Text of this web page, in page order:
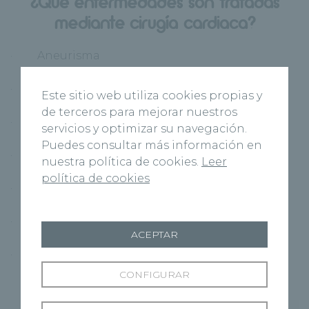
mediante cirugía cardiaca?
· Aneurisma
· Arritmias
· Fibrilación auricular
· Cardiopatía coronaria
· Cardiopatía isquémica
· Insuficiencia cardiaca
Este sitio web utiliza cookies propias y
de terceros para mejorar nuestros
servicios y optimizar su navegación.
Puedes consultar más información en
nuestra política de cookies. Leer
política de cookies
CONFIGURAR
ACEPTAR